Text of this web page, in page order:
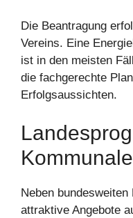
Die Beantragung
Vereins. Eine
ist in den meisten
die fachgerechte
Erfolgsaussichten.
Neben
attraktive Angebote